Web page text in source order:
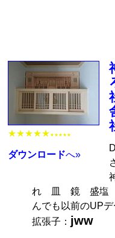
★★★★★ ★★★★★
ダウンロードへ»
れ 皿 鏡 盛塩
んでも以前のUP
拡張子： jww